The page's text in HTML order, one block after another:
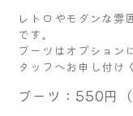
レトロやモダンな雰
です。
ブーツはオプション
タッフへお申し付け
ブーツ：550円（